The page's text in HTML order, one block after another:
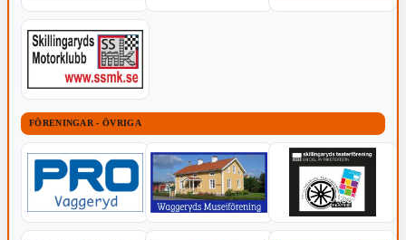
FÖRENINGAR - ÖVRIGA